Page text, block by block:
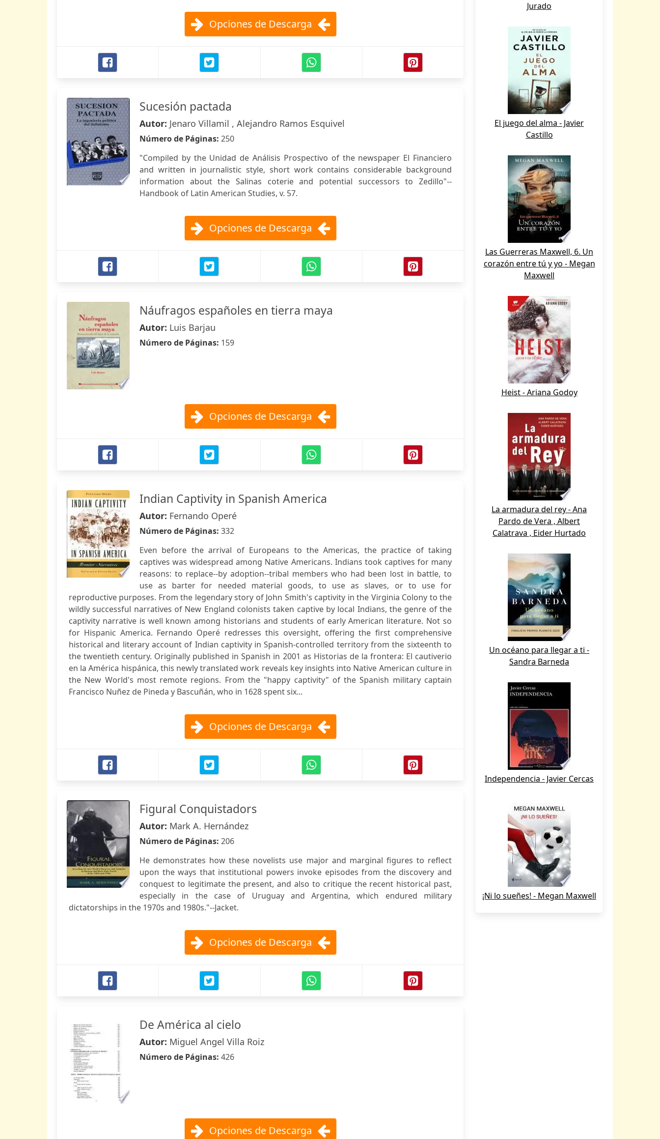
Opciones de Descarga
Sucesión pactada
Autor: Jenaro Villamil , Alejandro Ramos Esquivel
Número de Páginas: 250
"Compiled by the Unidad de Análisis Prospectivo of the newspaper El Financiero
and written in journalistic style, short work contains considerable background
information about the Salinas coterie and potential successors to Zedillo"--
Handbook of Latin American Studies, v. 57.
Opciones de Descarga
Náufragos españoles en tierra maya
Autor: Luis Barjau
Número de Páginas: 159
Opciones de Descarga
Indian Captivity in Spanish America
Autor: Fernando Operé
Número de Páginas: 332
Even before the arrival of Europeans to the Americas, the practice of taking
captives was widespread among Native Americans. Indians took captives for many
reasons: to replace--by adoption--tribal members who had been lost in battle, to
use as barter for needed material goods, to use as slaves, or to use for
reproductive purposes. From the legendary story of John Smith's captivity in the Virginia Colony to the
wildly successful narratives of New England colonists taken captive by local Indians, the genre of the
captivity narrative is well known among historians and students of early American literature. Not so
for Hispanic America. Fernando Operé redresses this oversight, offering the first comprehensive
historical and literary account of Indian captivity in Spanish-controlled territory from the sixteenth to
the twentieth century. Originally published in Spanish in 2001 as Historias de la frontera: El cautiverio
en la América hispánica, this newly translated work reveals key insights into Native American culture in
the New World's most remote regions. From the "happy captivity" of the Spanish military captain
Francisco Nuñez de Pineda y Bascuñán, who in 1628 spent six...
Opciones de Descarga
Figural Conquistadors
Autor: Mark A. Hernández
Número de Páginas: 206
He demonstrates how these novelists use major and marginal figures to reflect
upon the ways that institutional powers invoke episodes from the discovery and
conquest to legitimate the present, and also to critique the recent historical past,
especially in the case of Uruguay and Argentina, which endured military
dictatorships in the 1970s and 1980s."--Jacket.
Opciones de Descarga
De América al cielo
Autor: Miguel Angel Villa Roiz
Número de Páginas: 426
Opciones de Descarga
Jurado
El juego del alma - Javier
Castillo
Las Guerreras Maxwell, 6. Un
corazón entre tú y yo - Megan
Maxwell
Heist - Ariana Godoy
La armadura del rey - Ana
Pardo de Vera , Albert
Calatrava , Eider Hurtado
Un océano para llegar a ti -
Sandra Barneda
Independencia - Javier Cercas
¡Ni lo sueñes! - Megan Maxwell